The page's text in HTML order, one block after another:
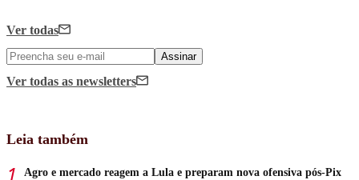
Ver todas
Assinar
Ver todas as newsletters
Leia também
Agro e mercado reagem a Lula e preparam nova ofensiva pós-Pix